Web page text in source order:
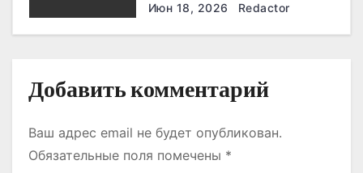
с
м
и производства
Июн 18, 2026 Redactor
Добавить комментарий
Ваш адрес email не будет опубликован.
Обязательные поля помечены *